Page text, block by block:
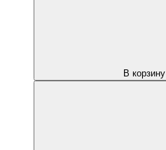
В корзину